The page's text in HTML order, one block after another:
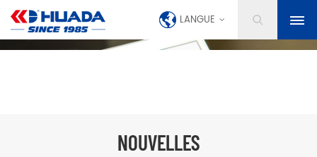
LANGUE
NOUVELLES